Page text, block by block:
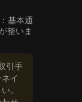
基本通
整いま
引手
イ
。